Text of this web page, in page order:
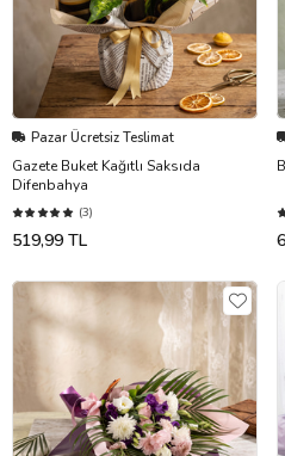
Pazar Ücretsiz Teslimat
Gazete Buket Kağıtlı Saksıda
Difenbahya
(3)
519,99 TL